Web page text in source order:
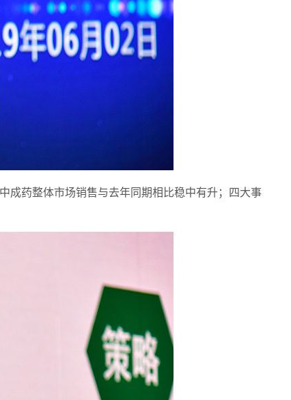
成药整体市场销售与去年同期相比稳中有升；四大事